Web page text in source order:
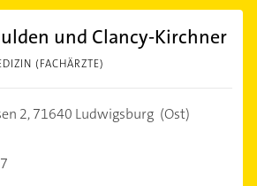
und Clancy-Kirchner
(FACHÄRZTE)
2,71640 Ludwigsburg (Ost)